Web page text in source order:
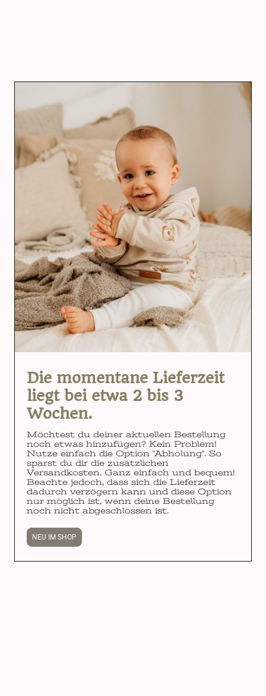
Die momentane Lieferzeit
liegt bei etwa 2 bis 3
Wochen.
Möchtest du deiner aktuellen Bestellung
noch etwas hinzufügen? Kein Problem!
Nutze einfach die Option "Abholung". So
sparst du dir die zusätzlichen
Versandkosten. Ganz einfach und bequem!
Beachte jedoch, dass sich die Lieferzeit
dadurch verzögern kann und diese Option
nur möglich ist, wenn deine Bestellung
noch nicht abgeschlossen ist.
NEU IM SHOP